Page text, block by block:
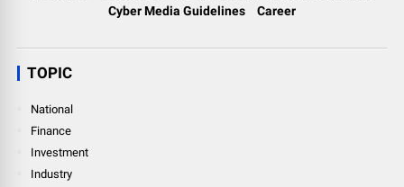
Cyber Media Guidelines
Career
TOPIC
National
Finance
Investment
Industry